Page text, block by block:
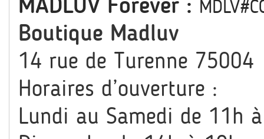
Boutique Madluv
14 rue de Turenne 75004
Horaires d’ouverture :
Lundi au Samedi de 11h